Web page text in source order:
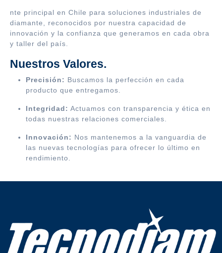
nte principal en Chile para soluciones industriales de
diamante, reconocidos por nuestra capacidad de
innovación y la confianza que generamos en cada obra
y taller del país.
Nuestros Valores.
Precisión: Buscamos la perfección en cada
producto que entregamos.
Integridad: Actuamos con transparencia y ética en
todas nuestras relaciones comerciales.
Innovación: Nos mantenemos a la vanguardia de
las nuevas tecnologías para ofrecer lo último en
rendimiento.